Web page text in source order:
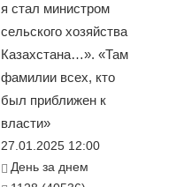
я стал министром
сельского хозяйства
Казахстана…». «Там
фамилии всех, кто
был приближен к
власти»
27.01.2025 12:00
День за днем